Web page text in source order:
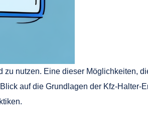
nutzen. Eine dieser Möglichkeiten,
auf die Grundlagen der Kfz-Halter-